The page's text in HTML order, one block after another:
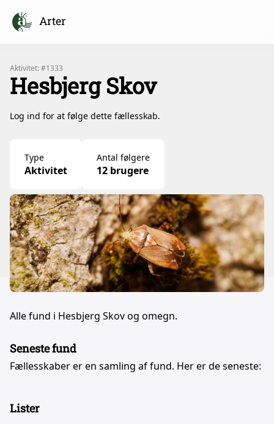
Arter
Aktivitet: #1333
Hesbjerg Skov
Log ind for at følge dette fællesskab.
Type
Aktivitet
Antal følgere
12 brugere
Alle fund i Hesbjerg Skov og omegn.
Seneste fund
Fællesskaber er en samling af fund. Her er de seneste:
Lister